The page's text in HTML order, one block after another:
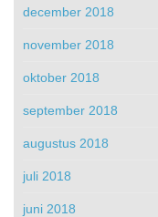
december 2018
november 2018
oktober 2018
september 2018
augustus 2018
juli 2018
juni 2018